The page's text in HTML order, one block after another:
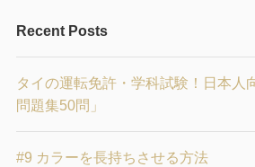
Recent Posts
タイの運転免許・学科試験！日本人
問題集50問」
#9 カラーを長持ちさせる方法